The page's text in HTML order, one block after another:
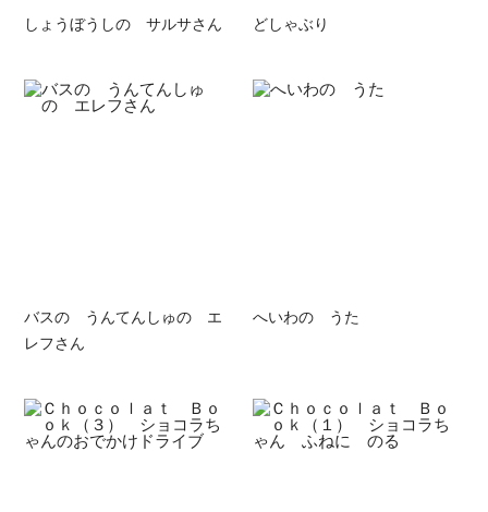
しょうぼうしの サルサさん どしゃぶり
バスの うんてんしゅの エ
レフさん
へいわの うた